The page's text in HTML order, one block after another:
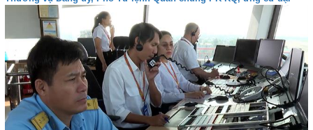
biểu Quốc hội khóa XVI tại Khánh Hòa - Đơn vị bầu cử số 4